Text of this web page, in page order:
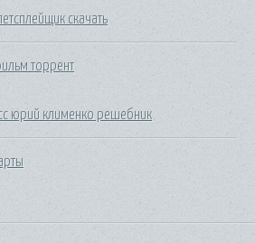
скачать
торрент
юрий клименко решебник